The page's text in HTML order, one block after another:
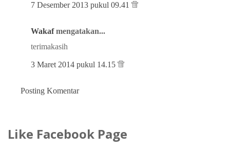
7 Desember 2013 pukul 09.41
Wakafmengatakan...
terimakasih
3 Maret 2014 pukul 14.15
Posting Komentar
Like Facebook Page